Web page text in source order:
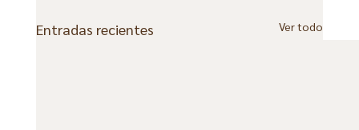
Entradas recientes Ver todo